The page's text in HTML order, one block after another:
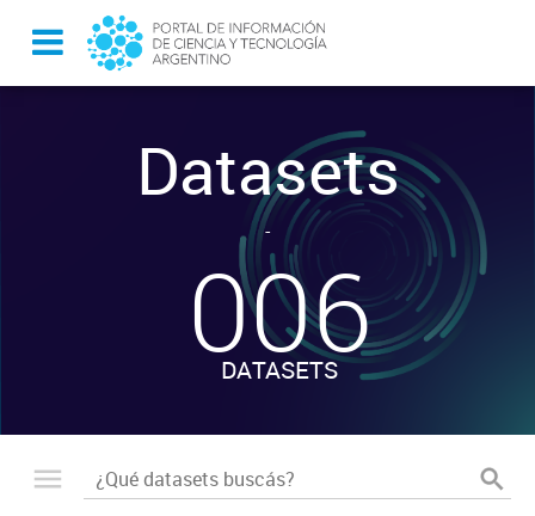
Datasets
-
006
DATASETS